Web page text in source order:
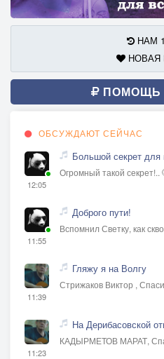
НАМ
НОВАЯ
ПОМОЩЬ
ОБСУЖДАЮТ СЕЙЧАС
12:05
Большой секрет для
Огромный такой секрет!..
11:55
Доброго пути!
Вспомнил Светку, как
11:39
Гляжу я на Волгу
Стрижаков Виктор ,
11:23
На Дерибасовской
КАДЫРМЕТОВ МАРАТ,